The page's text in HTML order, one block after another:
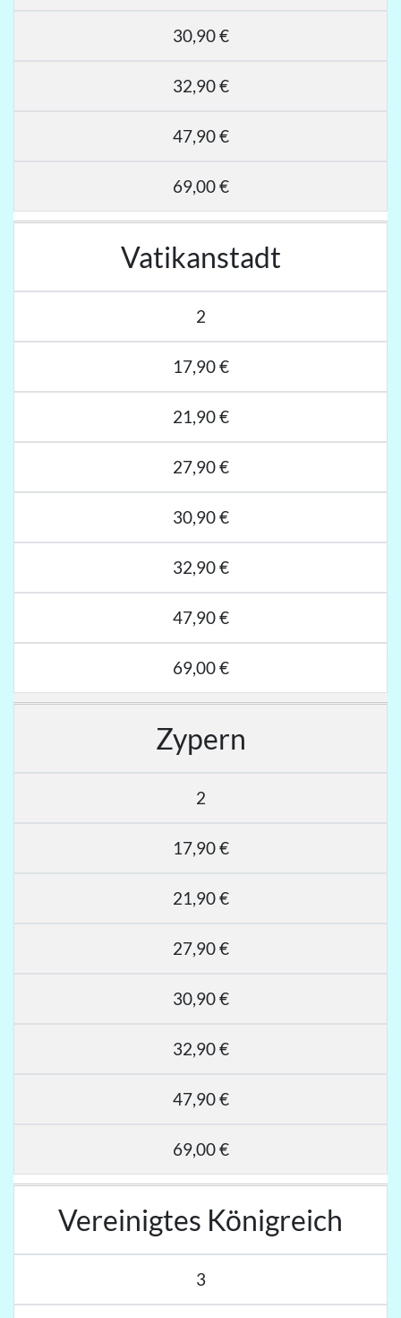
30,90 €
32,90 €
47,90 €
69,00 €
Vatikanstadt
2
17,90 €
21,90 €
27,90 €
30,90 €
32,90 €
47,90 €
69,00 €
Zypern
2
17,90 €
21,90 €
27,90 €
30,90 €
32,90 €
47,90 €
69,00 €
Vereinigtes Königreich
3